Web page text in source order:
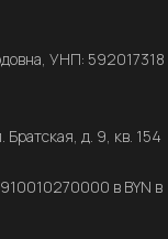
УНП: 592017318
д. 9, кв. 154
в BYN в